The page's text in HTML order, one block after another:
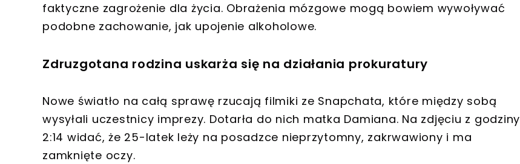
faktyczne zagrożenie dla życia. Obrażenia mózgowe mogą bowiem wywoływać
podobne zachowanie, jak upojenie alkoholowe.
Zdruzgotana rodzina uskarża się na działania prokuratury
Nowe światło na całą sprawę rzucają filmiki ze Snapchata, które między sobą
wysyłali uczestnicy imprezy. Dotarła do nich matka Damiana. Na zdjęciu z godziny
2:14 widać, że 25-latek leży na posadzce nieprzytomny, zakrwawiony i ma
zamknięte oczy.